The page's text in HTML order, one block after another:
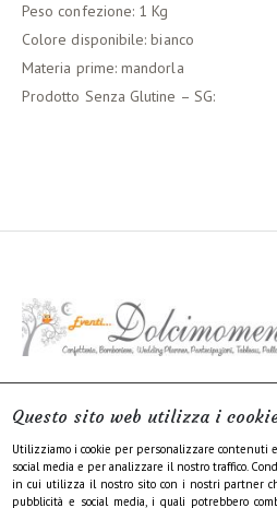
Peso confezione: 1 Kg
Colore disponibile: bianco
Materia prime: mandorla
Prodotto Senza Glutine – SG:
INFORMATIVA SUL
COOKIE
Questo sito web utilizza i
Utilizziamo i cookie per personalizzare contenuti
social media e per analizzare il nostro traffico.
in cui utilizza il nostro sito con i nostri partner
pubblicità e social media, i quali potrebbero